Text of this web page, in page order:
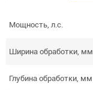
Мощность, л.с.
Ширина обработки, мм
Глубина обработки, мм